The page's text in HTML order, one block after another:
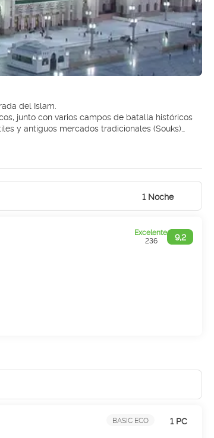
del Islam.
y antiguos mercados tradicionales (Souks)
de coral bajo el mar como una pintura de
situado en la provincia de Al Madina. También se
y acantilados rocosos separados en un paisaje
1 Noche
9,2
Excelente
236
BASIC ECO 1 PC